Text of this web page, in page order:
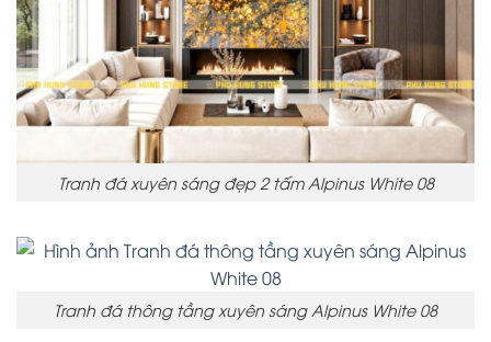
Tranh đá xuyên sáng đẹp 2 tấm Alpinus White 08
Tranh đá thông tầng xuyên sáng Alpinus White 08